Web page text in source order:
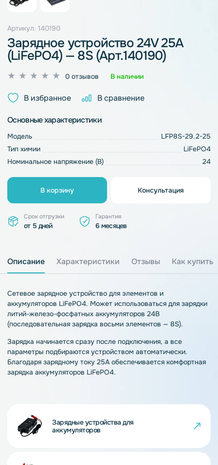
Артикул: 140190
Зарядное устройство 24V 25A
(LiFePO4) — 8S (Арт.140190)
Оценка
из
0 отзывов В наличии
В избранное В сравнение
Основные характеристики
Модель
LFP8S-29.2-25
Тип химии
LiFePO4
Номинальное напряжение (В)
24
В корзину Консультация
Срок отгрузки
от 5 дней
Гарантия
6 месяцев
Описание Характеристики Отзывы Как купить
Сетевое зарядное устройство для элементов и
аккумуляторов LiFePO4. Может использоваться для зарядки
литий-железо-фосфатных аккумуляторов 24В
(последовательная зарядка восьми элементов — 8S).
Зарядка начинается сразу после подключения, а все
параметры подбираются устройством автоматически.
Благодаря зарядному току 25A обеспечивается комфортная
зарядка аккумуляторов LiFePO4.
Зарядные устройства для
аккумуляторов